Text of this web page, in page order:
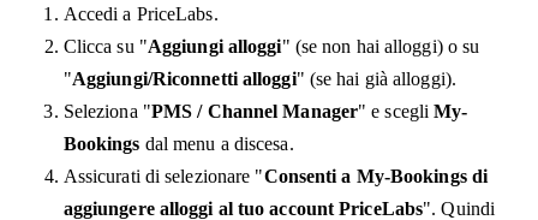
Accedi a PriceLabs.
Clicca su "Aggiungi alloggi" (se non hai alloggi) o su
"Aggiungi/Riconnetti alloggi" (se hai già alloggi).
Seleziona "PMS / Channel Manager" e scegliMy-
Bookings dal menu a discesa.
Assicurati di selezionare "Consenti a My-Bookings di
aggiungere alloggi al tuo account PriceLabs". Quindi